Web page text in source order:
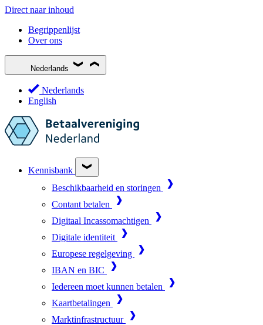
Direct naar inhoud
Begrippenlijst
Over ons
Nederlands
Nederlands
English
Kennisbank
Beschikbaarheid en storingen
Contant betalen
Digitaal Incassomachtigen
Digitale identiteit
Europese regelgeving
IBAN en BIC
Iedereen moet kunnen betalen
Kaartbetalingen
Marktinfrastructuur